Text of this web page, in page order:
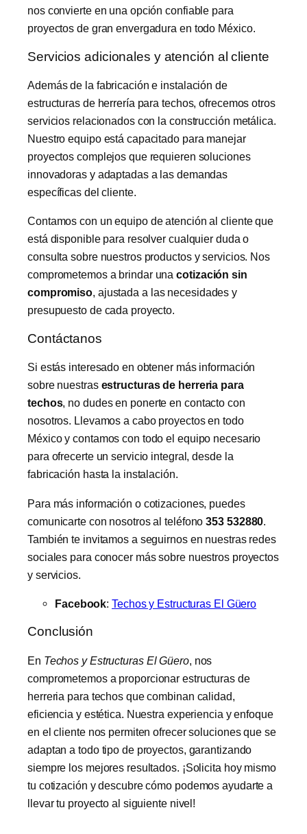
nos convierte en una opción confiable para
proyectos de gran envergadura en todo México.
Servicios adicionales y atención al cliente
Además de la fabricación e instalación de
estructuras de herrería para techos, ofrecemos otros
servicios relacionados con la construcción metálica.
Nuestro equipo está capacitado para manejar
proyectos complejos que requieren soluciones
innovadoras y adaptadas a las demandas
específicas del cliente.
Contamos con un equipo de atención al cliente que
está disponible para resolver cualquier duda o
consulta sobre nuestros productos y servicios. Nos
comprometemos a brindar unacotización sin
compromiso, ajustada a las necesidades y
presupuesto de cada proyecto.
Contáctanos
Si estás interesado en obtener más información
sobre nuestras estructuras de herreria para
techos, no dudes en ponerte en contacto con
nosotros. Llevamos a cabo proyectos en todo
México y contamos con todo el equipo necesario
para ofrecerte un servicio integral, desde la
fabricación hasta la instalación.
Para más información o cotizaciones, puedes
comunicarte con nosotros al teléfono353 532880.
También te invitamos a seguirnos en nuestras redes
sociales para conocer más sobre nuestros proyectos
y servicios.
Facebook:Techos y Estructuras El Güero
Conclusión
En Techos y Estructuras El Güero, nos
comprometemos a proporcionar estructuras de
herreria para techos que combinan calidad,
eficiencia y estética. Nuestra experiencia y enfoque
en el cliente nos permiten ofrecer soluciones que se
adaptan a todo tipo de proyectos, garantizando
siempre los mejores resultados. ¡Solicita hoy mismo
tu cotización y descubre cómo podemos ayudarte a
llevar tu proyecto al siguiente nivel!